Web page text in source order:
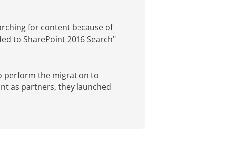
for content because of
to SharePoint 2016 Search"
perform the migration to
as partners, they launched